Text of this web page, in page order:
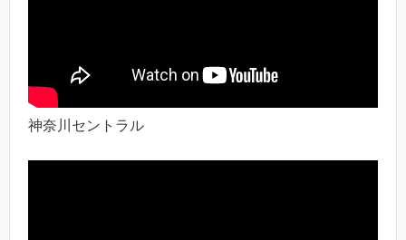
神奈川セントラル